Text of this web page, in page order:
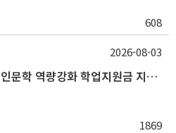
608
2026-2 대학혁신지원사업 인문학 역량강화 학업지원금 지원 선발 안내 (학/석/박사)
1869
2026-08-03